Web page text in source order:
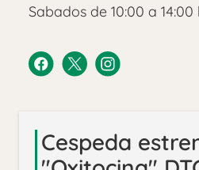
Sabados de 10:00 a 14:00
Cespeda